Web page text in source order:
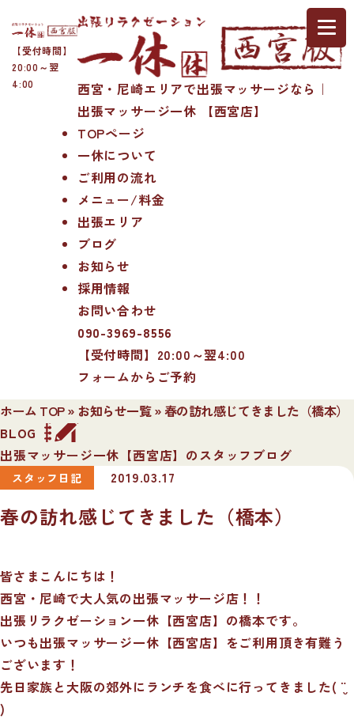
【受付時間】
20:00～翌
4:00
西宮・尼崎エリアで出張マッサージなら｜
出張マッサージ一休 【西宮店】
TOPページ
一休について
ご利用の流れ
メニュー/料金
出張エリア
ブログ
お知らせ
採用情報
お問い合わせ
090-3969-8556
【受付時間】20:00～翌4:00
フォームからご予約
ホーム TOP» お知らせ一覧»春の訪れ感じてきました（橋本）
BLOG
出張マッサージ一休【西宮店】のスタッフブログ
スタッフ日記 2019.03.17
春の訪れ感じてきました（橋本）
皆さまこんにちは！
西宮・尼崎で大人気の出張マッサージ店！！
出張リラクゼーション一休【西宮店】の橋本です。
いつも出張マッサージ一休【西宮店】をご利用頂き有難う
ございます！
先日家族と大阪の郊外にランチを食べに行ってきました( ¨̮
)